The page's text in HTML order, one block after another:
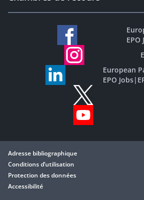
EPO
European
EPO Jobs|
Adresse bibliographique
Conditions d’utilisation
Protection des données
Accessibilité